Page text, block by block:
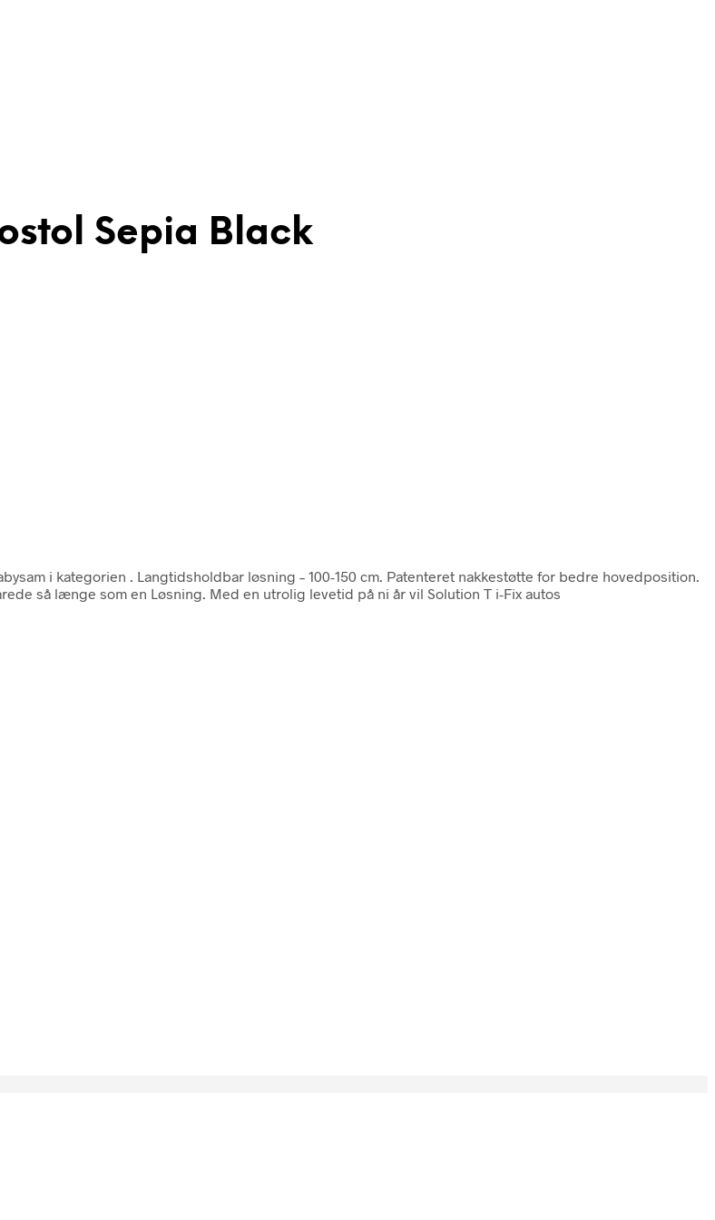
Sepia Black
i kategorien
. Langtidsholdbar løsning – 100-150 cm. Patenteret nakkestøtte for bedre hovedposition.
så længe som en Løsning. Med en utrolig levetid på ni år vil Solution T i-Fix autos